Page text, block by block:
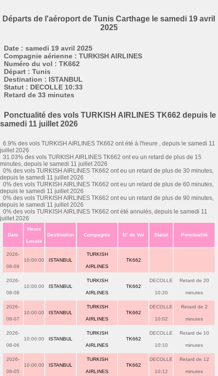
Départs de l'aéroport de Tunis Carthage le samedi 19 avril
2025
Date : samedi 19 avril 2025
Compagnie aérienne : TURKISH AIRLINES
Numéro du vol : TK662
Départ : Tunis
Destination : ISTANBUL
Statut : DECOLLE 10:33
Retard de 33 minutes
Ponctualité des vols TURKISH AIRLINES TK662 depuis le
samedi 11 juillet 2026
6.9% des vols TURKISH AIRLINES TK662 ont été à l'heure , depuis le samedi 11
juillet 2026
31.03% des vols TURKISH AIRLINES TK662 ont eu un retard de plus de 15
minutes, depuis le samedi 11 juillet 2026
0% des vols TURKISH AIRLINES TK662 ont eu un retard de plus de 30 minutes,
depuis le samedi 11 juillet 2026
0% des vols TURKISH AIRLINES TK662 ont eu un retard de plus de 60 minutes,
depuis le samedi 11 juillet 2026
0% des vols TURKISH AIRLINES TK662 ont eu un retard de plus de 90 minutes,
depuis le samedi 11 juillet 2026
0% des vols TURKISH AIRLINES TK662 ont été annulés, depuis le samedi 11
juillet 2026
Date
Heure
Locale
Destination Compagnie N° de Vol Statut Ponctualité
2026-
08-09
10:00:00 ISTANBUL
TURKISH
AIRLINES
TK662
2026-
08-08
10:00:00 ISTANBUL
TURKISH
AIRLINES
TK662
DECOLLE
10:20
Retard de 20
minutes
2026-
08-07
10:00:00 ISTANBUL
TURKISH
AIRLINES
TK662
DECOLLE
10:02
Retard de 2
minutes
2026-
08-06
10:00:00 ISTANBUL
TURKISH
AIRLINES
TK662
DECOLLE
10:10
Retard de 10
minutes
2026-
08-05
10:00:00 ISTANBUL
TURKISH
AIRLINES
TK662
DECOLLE
10:12
Retard de 12
minutes